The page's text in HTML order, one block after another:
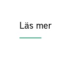
Läs mer